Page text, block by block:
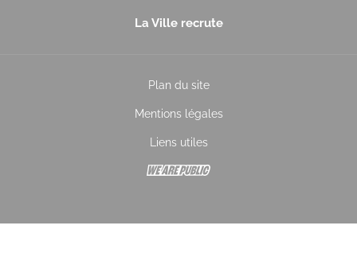
La Ville recrute
Plan du site
Mentions légales
Liens utiles